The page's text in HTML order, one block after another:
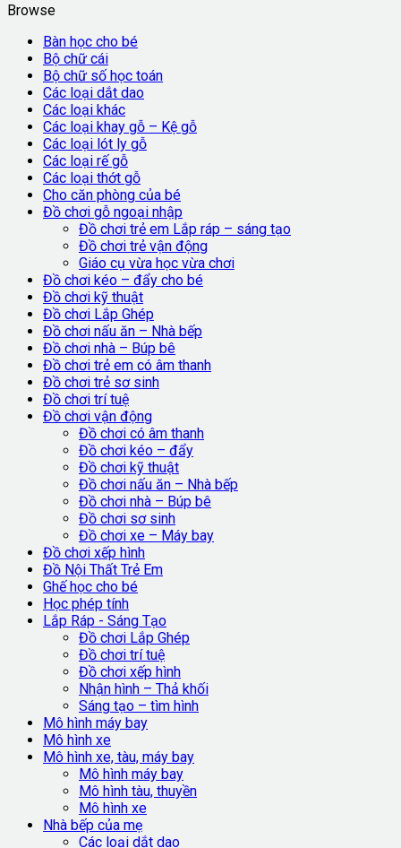
Browse
Bàn học cho bé
Bộ chữ cái
Bộ chữ số học toán
Các loại dắt dao
Các loại khác
Các loại khay gỗ – Kệ gỗ
Các loại lót ly gỗ
Các loại rế gỗ
Các loại thớt gỗ
Cho căn phòng của bé
Đồ chơi gỗ ngoại nhập
Đồ chơi trẻ em Lắp ráp – sáng tạo
Đồ chơi trẻ vận động
Giáo cụ vừa học vừa chơi
Đồ chơi kéo – đẩy cho bé
Đồ chơi kỹ thuật
Đồ chơi Lắp Ghép
Đồ chơi nấu ăn – Nhà bếp
Đồ chơi nhà – Búp bê
Đồ chơi trẻ em có âm thanh
Đồ chơi trẻ sơ sinh
Đồ chơi trí tuệ
Đồ chơi vận động
Đồ chơi có âm thanh
Đồ chơi kéo – đẩy
Đồ chơi kỹ thuật
Đồ chơi nấu ăn – Nhà bếp
Đồ chơi nhà – Búp bê
Đồ chơi sơ sinh
Đồ chơi xe – Máy bay
Đồ chơi xếp hình
Đồ Nội Thất Trẻ Em
Ghế học cho bé
Học phép tính
Lắp Ráp - Sáng Tạo
Đồ chơi Lắp Ghép
Đồ chơi trí tuệ
Đồ chơi xếp hình
Nhận hình – Thả khối
Sáng tạo – tìm hình
Mô hình máy bay
Mô hình xe
Mô hình xe, tàu, máy bay
Mô hình máy bay
Mô hình tàu, thuyền
Mô hình xe
Nhà bếp của mẹ
Các loại dắt dao